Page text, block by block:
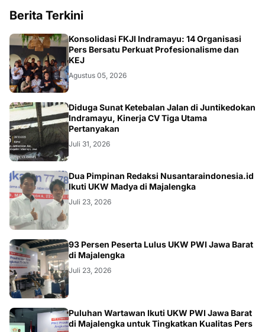
Berita Terkini
Konsolidasi FKJI Indramayu: 14 Organisasi
Pers Bersatu Perkuat Profesionalisme dan
KEJ
Agustus 05, 2026
KRIMINAL
Diduga Sunat Ketebalan Jalan di Juntikedokan
Indramayu, Kinerja CV Tiga Utama
Pertanyakan
Juli 31, 2026
Dua Pimpinan Redaksi Nusantaraindonesia.id
Ikuti UKW Madya di Majalengka
Juli 23, 2026
93 Persen Peserta Lulus UKW PWI Jawa Barat
di Majalengka
Juli 23, 2026
Puluhan Wartawan Ikuti UKW PWI Jawa Barat
di Majalengka untuk Tingkatkan Kualitas Pers